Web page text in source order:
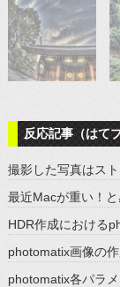
反応記事（はて
撮影した写真はス
最近Macが重い！
HDR作成における
photomatix画像の
photomatix各パラ